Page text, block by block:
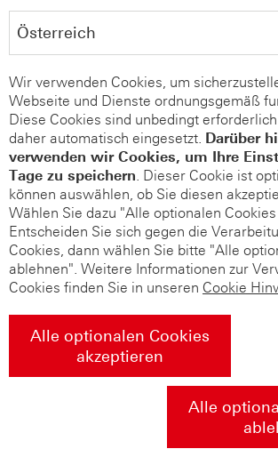
Wir verwenden Cookies, um
Webseite und Dienste ordnungsgemäß
Diese Cookies sind unbedingt
daher automatisch eingesetzt. Darüber
verwenden wir Cookies, um Ihre
Tage zu speichern. Dieser Cookie ist
können auswählen, ob Sie diesen
Wählen Sie dazu "Alle optionalen
Entscheiden Sie sich gegen die
Cookies, dann wählen Sie bitte "Alle
ablehnen". Weitere Informationen zur
Cookies finden Sie in unseren Cookie
Alle optionalen Cookies
akzeptieren
Alle